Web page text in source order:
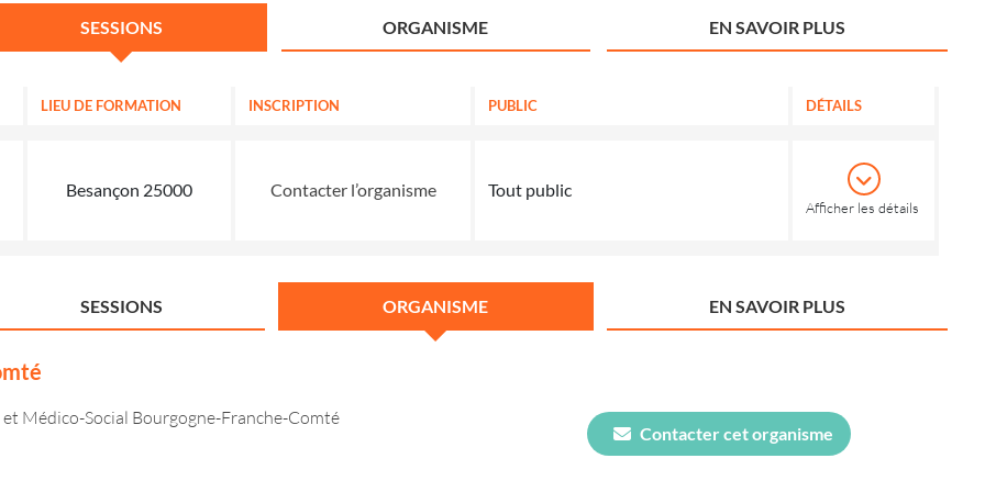
SESSIONS ORGANISME EN SAVOIR PLUS
LIEU DE FORMATION INSCRIPTION PUBLIC DÉTAILS
Besançon 25000 Contacter l’organisme Tout public
Afficher les détails
SESSIONS ORGANISME EN SAVOIR PLUS
et Médico-Social Bourgogne-Franche-Comté
Contacter cet organisme